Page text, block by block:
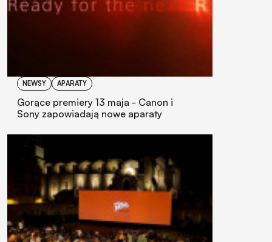
NEWSY APARATY
Gorące premiery 13 maja - Canon i
Sony zapowiadają nowe aparaty